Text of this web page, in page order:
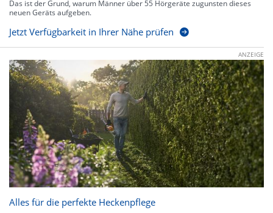
Das ist der Grund, warum Männer über 55 Hörgeräte zugunsten dieses
neuen Geräts aufgeben.
Jetzt Verfügbarkeit in Ihrer Nähe prüfen
ANZEIGE
Alles für die perfekte Heckenpflege